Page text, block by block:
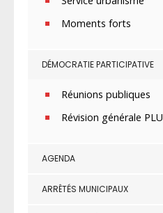
Moments forts
DÉMOCRATIE PARTICIPATIVE
Réunions publiques
Révision générale PLU
AGENDA
ARRÊTÉS MUNICIPAUX